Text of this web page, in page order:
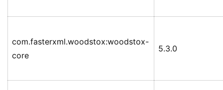
com.fasterxml.woodstox:woodstox-
core
5.3.0